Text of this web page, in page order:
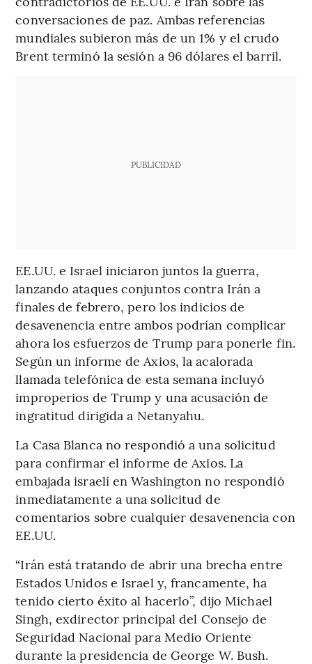
conversaciones de paz. Ambas referencias
mundiales subieron más de un 1% y el crudo
Brent terminó la sesión a 96 dólares el barril.
PUBLICIDAD
EE.UU. e Israel iniciaron juntos la guerra,
lanzando ataques conjuntos contra Irán a
finales de febrero, pero los indicios de
desavenencia entre ambos podrían complicar
ahora los esfuerzos de Trump para ponerle fin.
Según un informe de Axios, la acalorada
llamada telefónica de esta semana incluyó
improperios de Trump y una acusación de
ingratitud dirigida a Netanyahu.
La Casa Blanca no respondió a una solicitud
para confirmar el informe de Axios. La
embajada israelí en Washington no respondió
inmediatamente a una solicitud de
comentarios sobre cualquier desavenencia con
EE.UU.
“Irán está tratando de abrir una brecha entre
Estados Unidos e Israel y, francamente, ha
tenido cierto éxito al hacerlo”, dijo Michael
Singh, exdirector principal del Consejo de
Seguridad Nacional para Medio Oriente
durante la presidencia de George W. Bush.